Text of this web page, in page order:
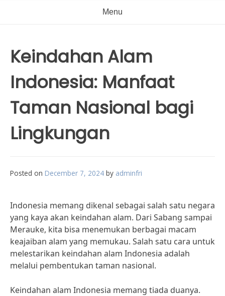
Menu
Keindahan Alam
Indonesia: Manfaat
Taman Nasional bagi
Lingkungan
Posted on December 7, 2024 by adminfri
Indonesia memang dikenal sebagai salah satu negara
yang kaya akan keindahan alam. Dari Sabang sampai
Merauke, kita bisa menemukan berbagai macam
keajaiban alam yang memukau. Salah satu cara untuk
melestarikan keindahan alam Indonesia adalah
melalui pembentukan taman nasional.
Keindahan alam Indonesia memang tiada duanya.